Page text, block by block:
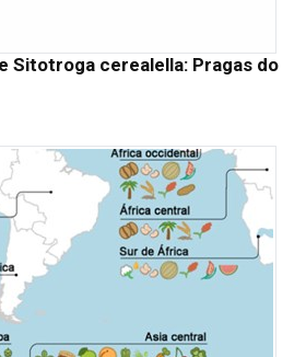
Sitotroga cerealella: Pragas do